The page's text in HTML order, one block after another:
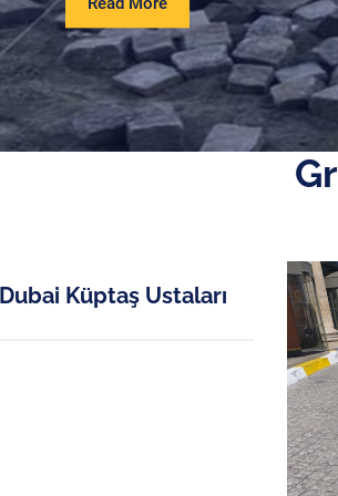
More
Dubai Küptaş Ustaları